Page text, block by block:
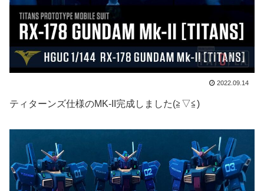
2022.09.14
ティターンズ仕様のMK-II完成しました(≧▽≦)